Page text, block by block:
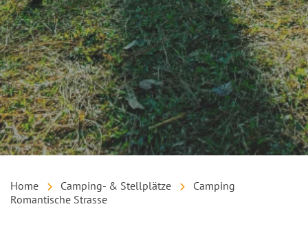
Home Camping- & Stellplätze
Camping
Romantische Strasse